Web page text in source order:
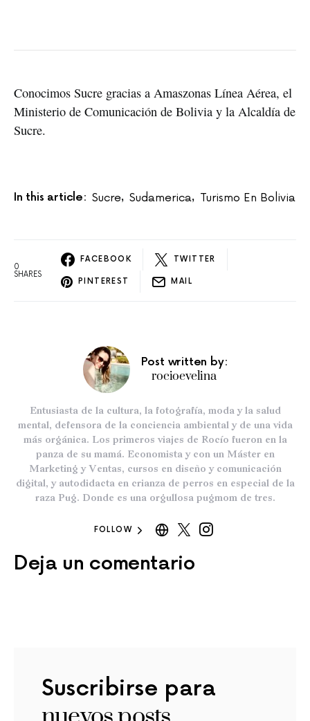
Conocimos Sucre gracias a Amaszonas Línea Aérea, el
Ministerio de Comunicación de Bolivia y la Alcaldía de
Sucre.
In this article: Sucre, Sudamerica, Turismo En Bolivia
0
SHARES
FACEBOOK TWITTER
PINTEREST MAIL
Post written by:
rocioevelina
Entusiasta de la cultura, la fotografía, moda y la salud
mental, defensora de la conciencia ambiental y de una vida
más orgánica. Los primeros viajes de Rocío fueron en la
panza de su mamá. Economista y con un Máster en
Marketing y Ventas, cursos en diseño y comunicación
digital, y autodidacta en crianza de perros en especial de la
raza Pug. Donde es una orgullosa pugmom de tres.
FOLLOW
Deja un comentario
Suscribirse para